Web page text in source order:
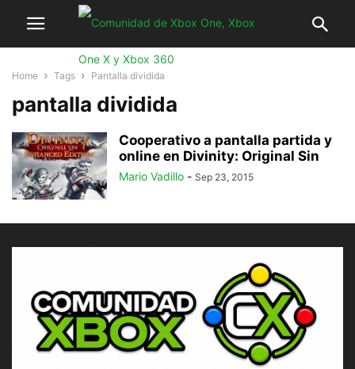
Home Tags Pantalla dividida
pantalla dividida
Cooperativo a pantalla partida y
online en Divinity: Original Sin
Mario Vadillo - Sep 23, 2015